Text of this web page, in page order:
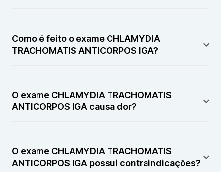
genital, infertilidade ou suspeita de infecção genital.
Também pode ser solicitado em investigação de
Como é feito o exame CHLAMYDIA
TRACHOMATIS ANTICORPOS IGA?
para análise laboratorial.
O exame CHLAMYDIA TRACHOMATIS
ANTICORPOS IGA causa dor?
da coleta do sangue.
O exame CHLAMYDIA TRACHOMATIS
ANTICORPOS IGA possui contraindicações?